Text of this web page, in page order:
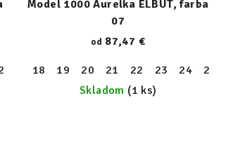
26 27 28 29
30
Model 1000 Aurelka ELBUT, farba
07
od 87,47 €
18 19 20 21 22 23 24 25
Skladom (1 ks)